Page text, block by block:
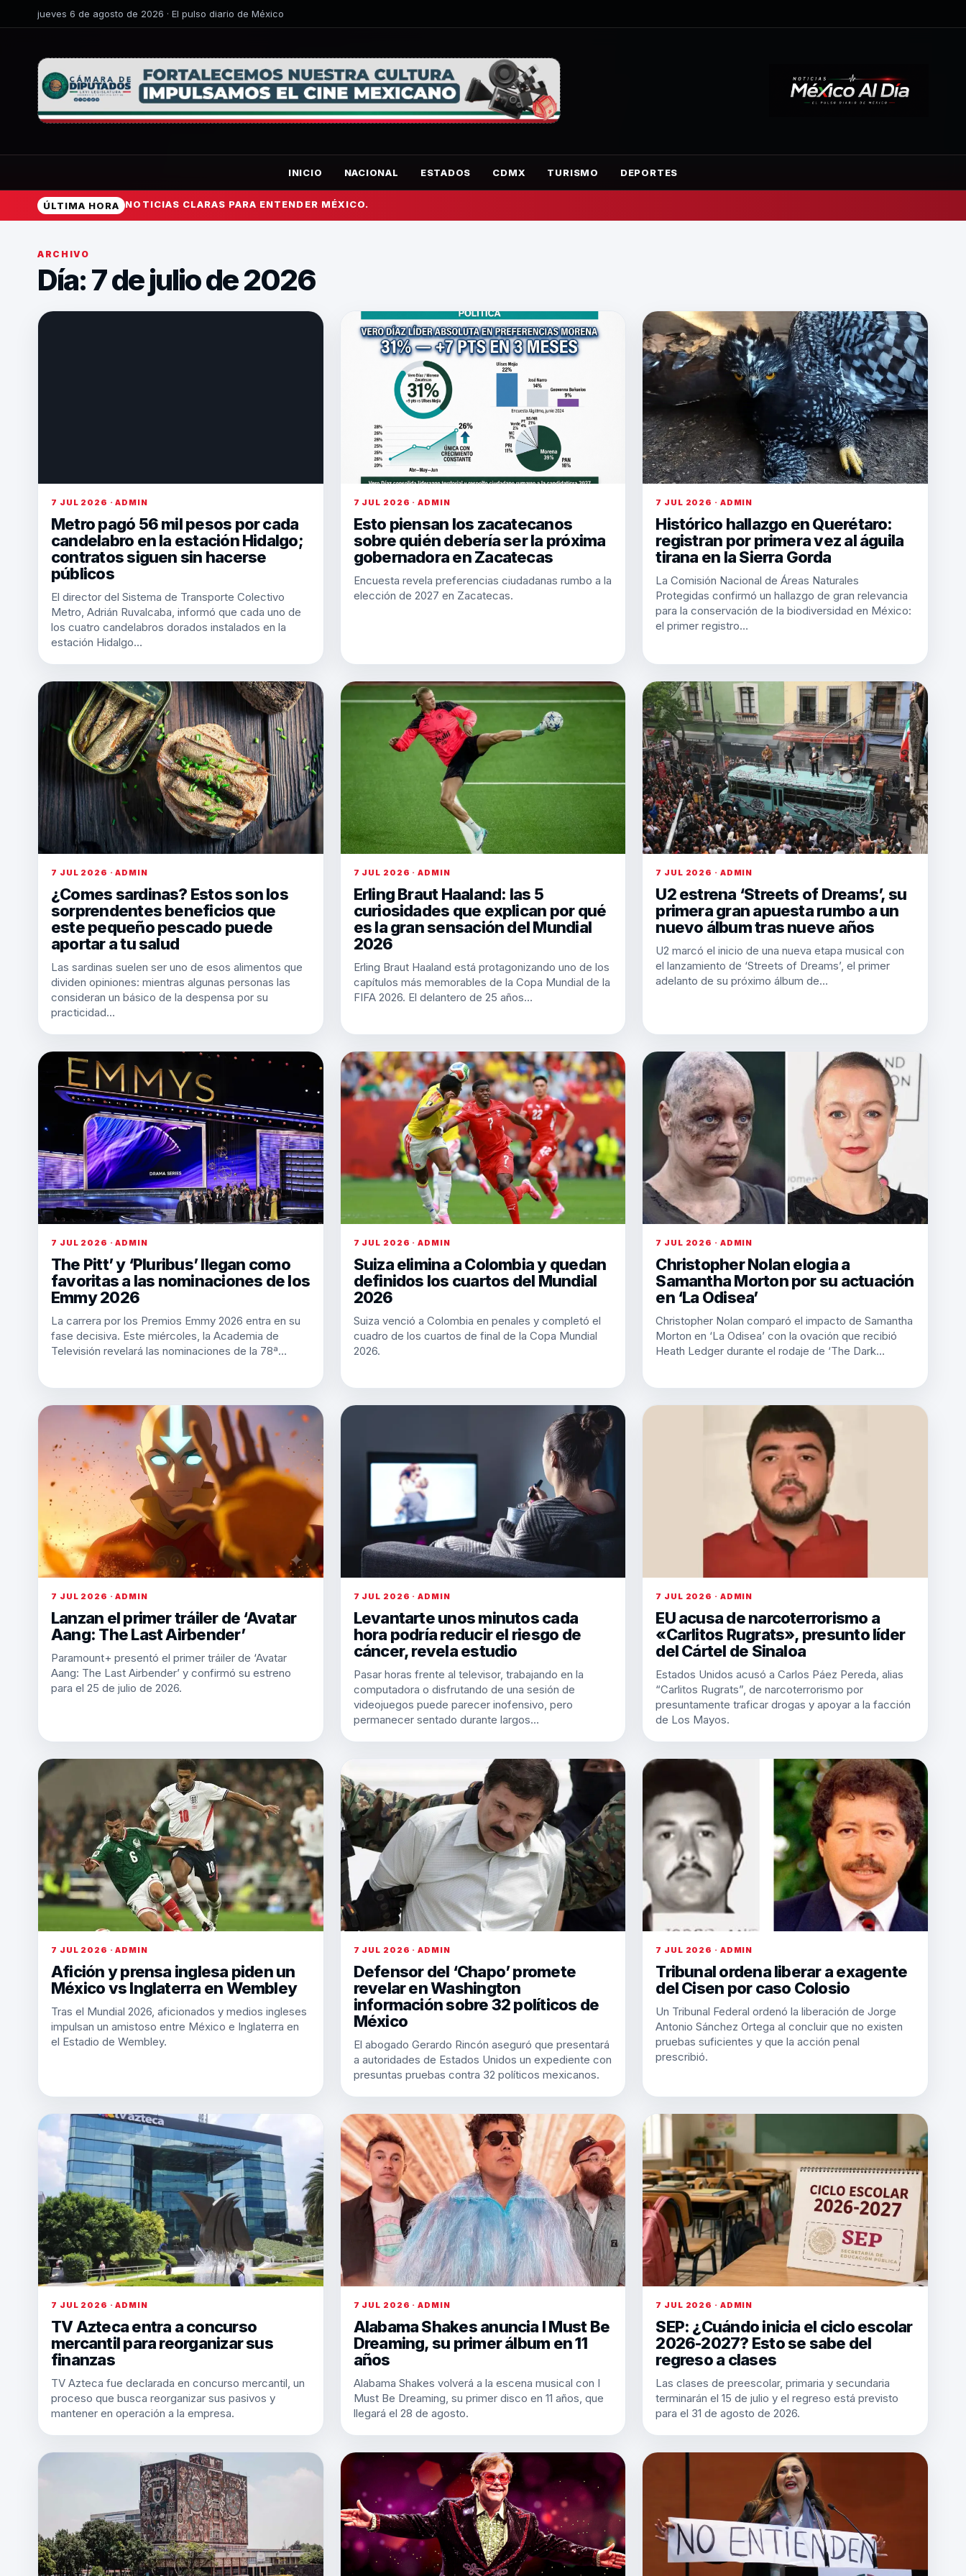
jueves 6 de agosto de 2026 · El pulso diario de México
INICIO NACIONAL ESTADOS CDMX TURISMO DEPORTES
ÚLTIMA HORA NOTICIAS CLARAS PARA ENTENDER MÉXICO.
ARCHIVO
Día: 7 de julio de 2026
7 JUL 2026 · ADMIN
Metro pagó 56 mil pesos por cada
candelabro en la estación Hidalgo;
contratos siguen sin hacerse
públicos
El director del Sistema de Transporte Colectivo
Metro, Adrián Ruvalcaba, informó que cada uno de
los cuatro candelabros dorados instalados en la
estación Hidalgo…
7 JUL 2026 · ADMIN
Esto piensan los zacatecanos
sobre quién debería ser la próxima
gobernadora en Zacatecas
Encuesta revela preferencias ciudadanas rumbo a la
elección de 2027 en Zacatecas.
7 JUL 2026 · ADMIN
Histórico hallazgo en Querétaro:
registran por primera vez al águila
tirana en la Sierra Gorda
La Comisión Nacional de Áreas Naturales
Protegidas confirmó un hallazgo de gran relevancia
para la conservación de la biodiversidad en México:
el primer registro…
7 JUL 2026 · ADMIN
¿Comes sardinas? Estos son los
sorprendentes beneficios que
este pequeño pescado puede
aportar a tu salud
Las sardinas suelen ser uno de esos alimentos que
dividen opiniones: mientras algunas personas las
consideran un básico de la despensa por su
practicidad…
7 JUL 2026 · ADMIN
Erling Braut Haaland: las 5
curiosidades que explican por qué
es la gran sensación del Mundial
2026
Erling Braut Haaland está protagonizando uno de los
capítulos más memorables de la Copa Mundial de la
FIFA 2026. El delantero de 25 años…
7 JUL 2026 · ADMIN
U2 estrena ‘Streets of Dreams’, su
primera gran apuesta rumbo a un
nuevo álbum tras nueve años
U2 marcó el inicio de una nueva etapa musical con
el lanzamiento de ‘Streets of Dreams’, el primer
adelanto de su próximo álbum de…
7 JUL 2026 · ADMIN
The Pitt’ y ‘Pluribus’ llegan como
favoritas a las nominaciones de los
Emmy 2026
La carrera por los Premios Emmy 2026 entra en su
fase decisiva. Este miércoles, la Academia de
Televisión revelará las nominaciones de la 78ª…
7 JUL 2026 · ADMIN
Suiza elimina a Colombia y quedan
definidos los cuartos del Mundial
2026
Suiza venció a Colombia en penales y completó el
cuadro de los cuartos de final de la Copa Mundial
2026.
7 JUL 2026 · ADMIN
Christopher Nolan elogia a
Samantha Morton por su actuación
en ‘La Odisea’
Christopher Nolan comparó el impacto de Samantha
Morton en ‘La Odisea’ con la ovación que recibió
Heath Ledger durante el rodaje de ‘The Dark…
7 JUL 2026 · ADMIN
Lanzan el primer tráiler de ‘Avatar
Aang: The Last Airbender’
Paramount+ presentó el primer tráiler de ‘Avatar
Aang: The Last Airbender’ y confirmó su estreno
para el 25 de julio de 2026.
7 JUL 2026 · ADMIN
Levantarte unos minutos cada
hora podría reducir el riesgo de
cáncer, revela estudio
Pasar horas frente al televisor, trabajando en la
computadora o disfrutando de una sesión de
videojuegos puede parecer inofensivo, pero
permanecer sentado durante largos…
7 JUL 2026 · ADMIN
EU acusa de narcoterrorismo a
«Carlitos Rugrats», presunto líder
del Cártel de Sinaloa
Estados Unidos acusó a Carlos Páez Pereda, alias
“Carlitos Rugrats”, de narcoterrorismo por
presuntamente traficar drogas y apoyar a la facción
de Los Mayos.
7 JUL 2026 · ADMIN
Afición y prensa inglesa piden un
México vs Inglaterra en Wembley
Tras el Mundial 2026, aficionados y medios ingleses
impulsan un amistoso entre México e Inglaterra en
el Estadio de Wembley.
7 JUL 2026 · ADMIN
Defensor del ‘Chapo’ promete
revelar en Washington
información sobre 32 políticos de
México
El abogado Gerardo Rincón aseguró que presentará
a autoridades de Estados Unidos un expediente con
presuntas pruebas contra 32 políticos mexicanos.
7 JUL 2026 · ADMIN
Tribunal ordena liberar a exagente
del Cisen por caso Colosio
Un Tribunal Federal ordenó la liberación de Jorge
Antonio Sánchez Ortega al concluir que no existen
pruebas suficientes y que la acción penal
prescribió.
7 JUL 2026 · ADMIN
TV Azteca entra a concurso
mercantil para reorganizar sus
finanzas
TV Azteca fue declarada en concurso mercantil, un
proceso que busca reorganizar sus pasivos y
mantener en operación a la empresa.
7 JUL 2026 · ADMIN
Alabama Shakes anuncia I Must Be
Dreaming, su primer álbum en 11
años
Alabama Shakes volverá a la escena musical con I
Must Be Dreaming, su primer disco en 11 años, que
llegará el 28 de agosto.
7 JUL 2026 · ADMIN
SEP: ¿Cuándo inicia el ciclo escolar
2026-2027? Esto se sabe del
regreso a clases
Las clases de preescolar, primaria y secundaria
terminarán el 15 de julio y el regreso está previsto
para el 31 de agosto de 2026.